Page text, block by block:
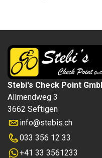
Stebi's Check Point
Allmendweg 3
3662 Seftigen
info@stebis.ch
033 356 12 33
+41 33 3561233